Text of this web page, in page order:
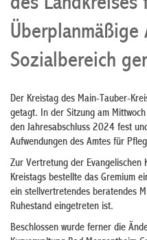
Überplanmäßige
Sozialbereich
Der Kreistag des Main-Tauber-
getagt. In der Sitzung am
den Jahresabschluss 2024 fest
Aufwendungen des Amtes für
Zur Vertretung der Evangelischen
Kreistags bestellte das Gremium
ein stellvertretendes beratendes
Ruhestand eingetreten ist.
Beschlossen wurde ferner die